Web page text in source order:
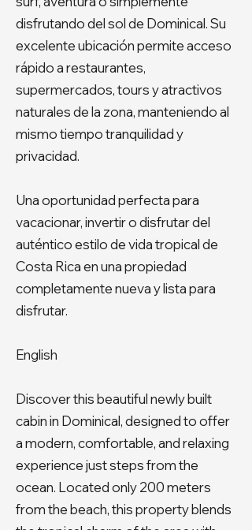
disfrutando del sol de Dominical. Su
excelente ubicación permite acceso
rápido a restaurantes,
supermercados, tours y atractivos
naturales de la zona, manteniendo al
mismo tiempo tranquilidad y
privacidad.
Una oportunidad perfecta para
vacacionar, invertir o disfrutar del
auténtico estilo de vida tropical de
Costa Rica en una propiedad
completamente nueva y lista para
disfrutar.
English
Discover this beautiful newly built
cabin in Dominical, designed to offer
a modern, comfortable, and relaxing
experience just steps from the
ocean. Located only 200 meters
from the beach, this property blends